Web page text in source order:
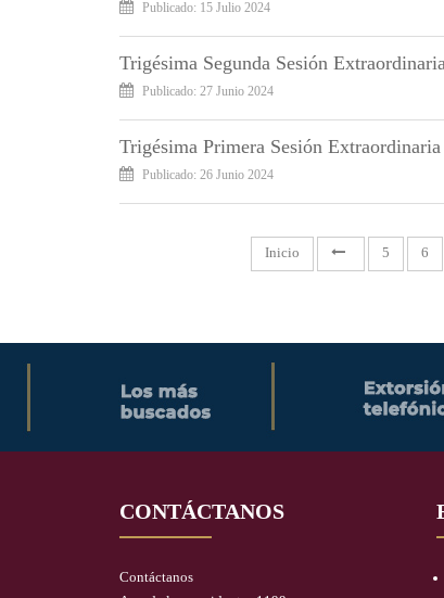
Publicado: 15 Julio 2024
Trigésima Segunda Sesión
Publicado: 27 Junio 2024
Trigésima Primera Sesión
Publicado: 26 Junio 2024
Inicio 5 6
CONTÁCTANOS
Contáctanos